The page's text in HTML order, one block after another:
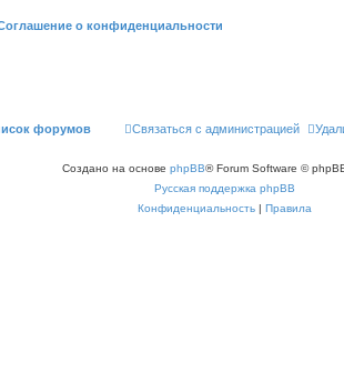
о конфиденциальности
форумов Связаться с администрацией
Создано на основе phpBB® Forum Software ©
Русская поддержка phpBB
Конфиденциальность | Правила